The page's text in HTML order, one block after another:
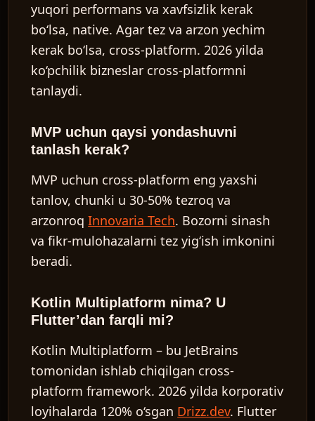
yuqori performans va xavfsizlik kerak
bo‘lsa, native. Agar tez va arzon yechim
kerak bo‘lsa, cross-platform. 2026 yilda
ko‘pchilik bizneslar cross-platformni
tanlaydi.
MVP uchun qaysi yondashuvni
tanlash kerak?
MVP uchun cross-platform eng yaxshi
tanlov, chunki u 30-50% tezroq va
arzonroqInnovaria Tech. Bozorni sinash
va fikr-mulohazalarni tez yig‘ish imkonini
beradi.
Kotlin Multiplatform nima? U
Flutter’dan farqli mi?
Kotlin Multiplatform – bu JetBrains
tomonidan ishlab chiqilgan cross-
platform framework. 2026 yilda korporativ
loyihalarda 120% o‘sgan Drizz.dev. Flutter